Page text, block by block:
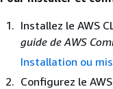
Installez le AWS
guide de AWS
Installation ou
Configurez le